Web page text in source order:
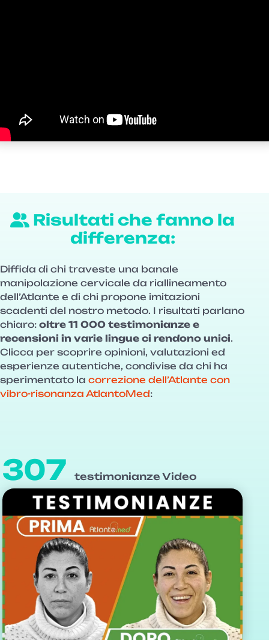
Risultati che fanno la
differenza:
Diffida di chi traveste una banale
manipolazione cervicale da riallineamento
dell’Atlante e di chi propone imitazioni
scadenti del nostro metodo. I risultati parlano
chiaro: oltre 11 000 testimonianze e
recensioni in varie lingue ci rendono unici.
Clicca per scoprire opinioni, valutazioni ed
esperienze autentiche, condivise da chi ha
sperimentato la correzione dell’Atlante con
vibro-risonanza AtlantoMed:
307 testimonianze Video